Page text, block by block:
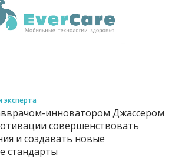
эксперта
инноватором Джассером
совершенствовать
и создавать новые
стандарты